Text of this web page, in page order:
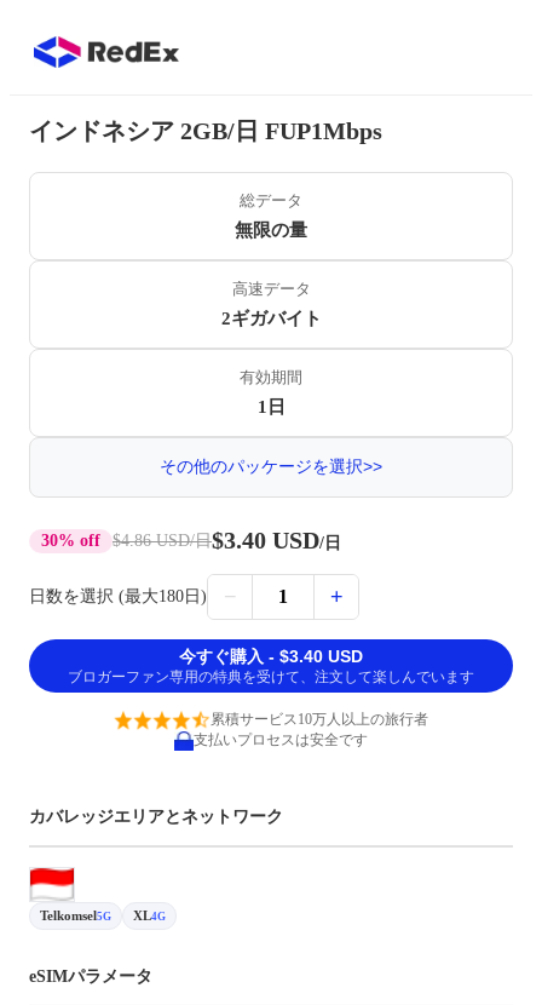
インドネシア 2GB/日 FUP1Mbps
総データ
無限の量
高速データ
2ギガバイト
有効期間
1日
その他のパッケージを選択>>
30% off $4.86 USD/日$3.40 USD/日
日数を選択 (最大180日) − 1 +
今すぐ購入 - $3.40 USD
ブロガーファン専用の特典を受けて、注文して楽しんでいます
累積サービス10万人以上の旅行者
支払いプロセスは安全です
カバレッジエリアとネットワーク
Telkomsel5G XL4G
eSIMパラメータ